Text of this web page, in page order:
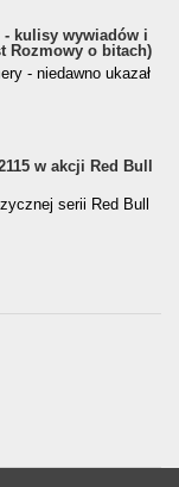
- kulisy wywiadów i
Rozmowy o bitach)
- niedawno ukazał
w akcji Red Bull
serii Red Bull